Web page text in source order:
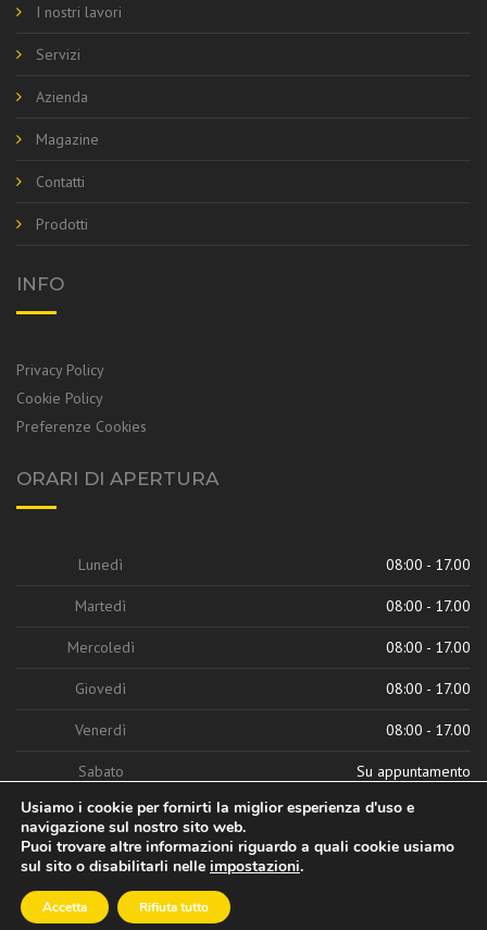
I nostri lavori
Servizi
Azienda
Magazine
Contatti
Prodotti
INFO
Privacy Policy
Cookie Policy
Preferenze Cookies
ORARI DI APERTURA
Lunedì 08:00 - 17.00
Martedì 08:00 - 17.00
Mercoledì 08:00 - 17.00
Giovedì 08:00 - 17.00
Venerdì 08:00 - 17.00
Sabato Su appuntamento
© 2026 Mec S.r.l., Tutti i diritti riservati | Strategie Digitali Innovea
Usiamo i cookie per fornirti la miglior esperienza d'uso e
navigazione sul nostro sito web.
Puoi trovare altre informazioni riguardo a quali cookie usiamo
sul sito o disabilitarli nelle impostazioni.
Accetta Rifiuta tutto